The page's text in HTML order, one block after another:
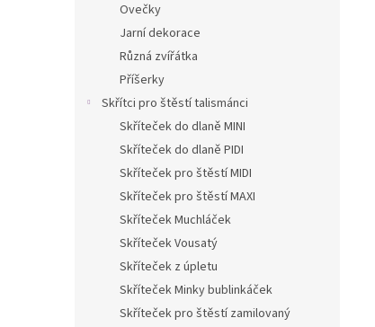
Ovečky
Jarní dekorace
Různá zvířátka
Příšerky
Skřítci pro štěstí talismánci
Skříteček do dlaně MINI
Skříteček do dlaně PIDI
Skříteček pro štěstí MIDI
Skříteček pro štěstí MAXI
Skříteček Muchláček
Skříteček Vousatý
Skříteček z úpletu
Skříteček Minky bublinkáček
Skříteček pro štěstí zamilovaný